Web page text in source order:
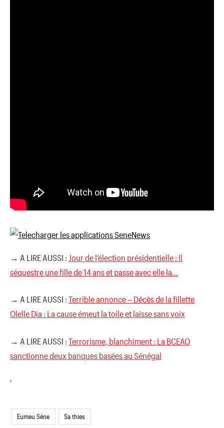
→ A LIRE AUSSI : Jour de l’élection présidentielle : Il
séquestre une fille de 14 ans et passe avec elle la…
→ A LIRE AUSSI : Terrible annonce – Décès de la fillette
Olelle Dia : La cause émeut la toile et laisse sans voix
→ A LIRE AUSSI : Terrorisme, blanchiment : La BCEAO
sanctionne deux banques basées au Sénégal
'
Eumeu Séne Sa thies